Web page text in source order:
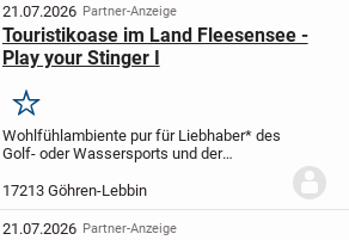
besprechen...
21.07.2026 Partner-Anzeige
Touristikoase im Land Fleesensee -
Play your Stinger I
Merken
Wohlfühlambiente pur für Liebhaber* des
Golf- oder Wassersports und der
Kapitalanleger dieses komfortable
Feriendomizil als Ruhepunkt außerhalb
der Alltags-Spie...
17213 Göhren-Lebbin
21.07.2026 Partner-Anzeige